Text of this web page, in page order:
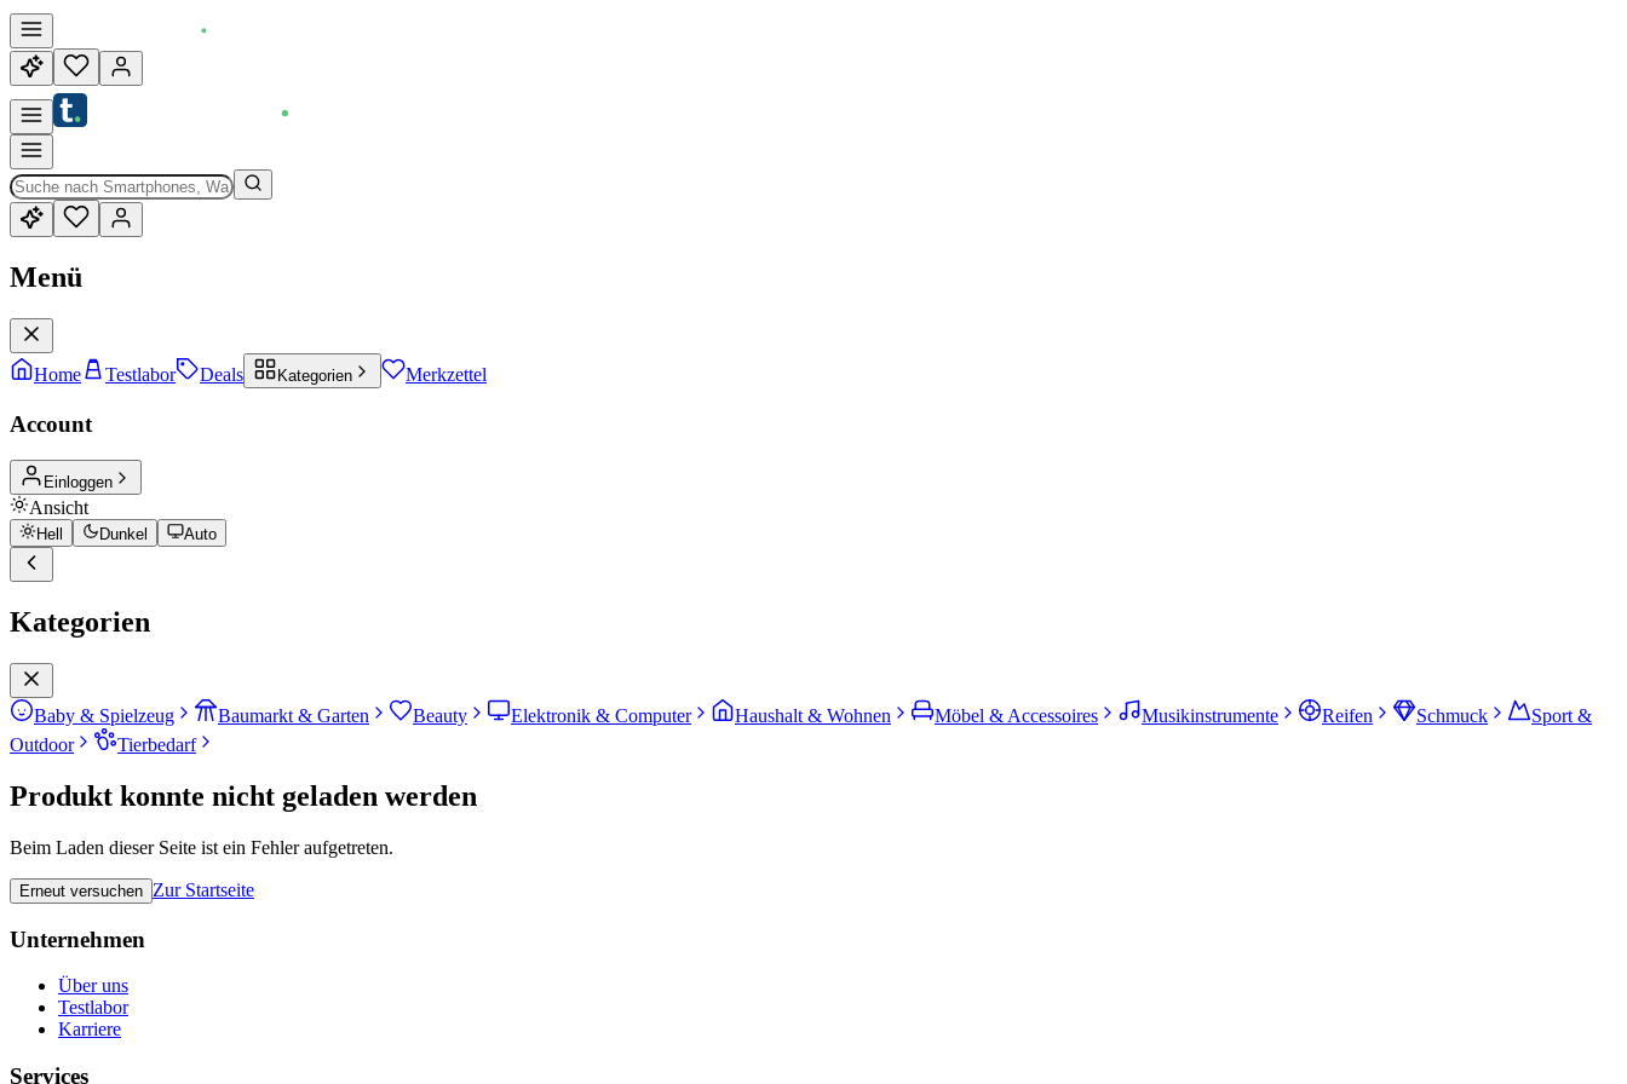
Menü
Home Testlabor Deals Kategorien Merkzettel
Account
Einloggen
Ansicht
Hell Dunkel Auto
Kategorien
Baby & Spielzeug Baumarkt & Garten Beauty Elektronik & Computer Haushalt & Wohnen Möbel & Accessoires Musikinstrumente Reifen Schmuck
Sport &
Outdoor
Tierbedarf
Produkt konnte nicht geladen werden
Beim Laden dieser Seite ist ein Fehler aufgetreten.
Erneut versuchen Zur Startseite
Unternehmen
Über uns
Testlabor
Karriere
Services